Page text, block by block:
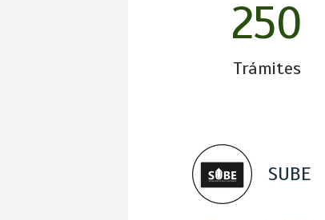
250
Trámites
SUBE